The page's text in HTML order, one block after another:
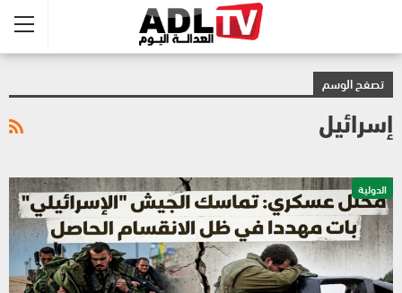
تصفح الوسم
إسرائيل
الدولية